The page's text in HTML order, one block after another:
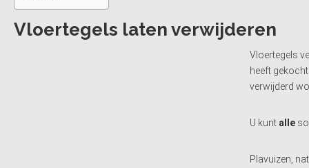
Vloertegels laten verwijderen
Vloertegels
heeft
verwijderd
U kunt alle
Plavuizen,